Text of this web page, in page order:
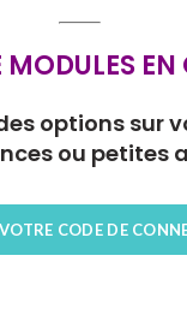
options sur
ou petites
CODE DE